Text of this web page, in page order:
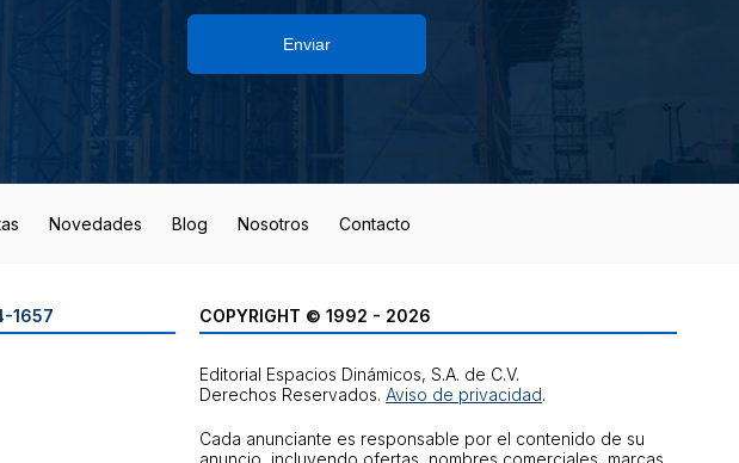
Enviar
Novedades Blog Nosotros Contacto
1657 COPYRIGHT © 1992 - 2026
Editorial Espacios Dinámicos, S.A. de C.V.
Derechos Reservados. Aviso de privacidad.
Cada anunciante es responsable por el contenido de su
anuncio, incluyendo ofertas, nombres comerciales, marcas